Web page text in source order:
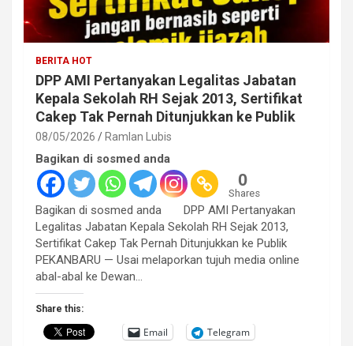
BERITA HOT
DPP AMI Pertanyakan Legalitas Jabatan
Kepala Sekolah RH Sejak 2013, Sertifikat
Cakep Tak Pernah Ditunjukkan ke Publik
08/05/2026 Ramlan Lubis
Bagikan di sosmed anda
0
Shares
Bagikan di sosmed anda DPP AMI Pertanyakan
Legalitas Jabatan Kepala Sekolah RH Sejak 2013,
Sertifikat Cakep Tak Pernah Ditunjukkan ke Publik
PEKANBARU — Usai melaporkan tujuh media online
abal-abal ke Dewan…
Share this:
Email
Telegram